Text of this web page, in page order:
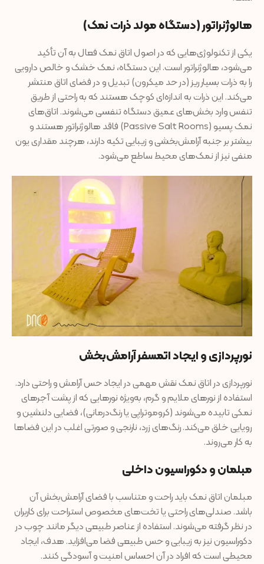
هالوژنراتور (دستگاه مولد ذرات نمک)
یکی از تکنولوژی‌هایی که در اصول اتاق نمک فعال به آن تأکید
می‌شود، هالوژنراتور است. این دستگاه، نمک خشک و خالص دارویی
را به ذرات بسیار ریز (در حد میکرون) تبدیل و در فضای اتاق منتشر
می‌کند. این ذرات به اندازه‌ای کوچک هستند که به راحتی از طریق
تنفس وارد بخش‌های عمیق دستگاه تنفسی می‌شوند. اتاق‌های
نمک پسیو (Passive Salt Rooms) فاقد هالوژنراتور هستند و
بیشتر بر جنبه آرامش‌بخشی و زیبایی تکیه دارند، هرچند مقداری یون
منفی نیز از نمک‌های محیط ساطع می‌شود.
نورپردازی و ایجاد اتمسفر آرامش‌بخش
نورپردازی در اتاق نمک نقش مهمی در ایجاد حس آرامش و راحتی دارد.
استفاده از نورهای ملایم و گرم، به‌ویژه نورهایی که از پشت آجرهای
نمکی تابیده می‌شوند (کروموتراپی یا رنگ‌درمانی)، فضایی دلنشین و
رویایی خلق می‌کند. رنگ‌های زرد، نارنجی و صورتی اغلب در این فضاها
به کار می‌روند.
مبلمان و دکوراسیون داخلی
مبلمان اتاق نمک باید راحت و متناسب با فضای آرامش‌بخش آن
باشد. صندلی‌های راحتی یا تخت‌های مخصوص استراحت برای کاربران
در نظر گرفته می‌شوند. استفاده از عناصر طبیعی دیگر مانند چوب در
دکوراسیون نیز به زیبایی و حس طبیعی فضا می‌افزاید. هدف، ایجاد
محیطی است که افراد در آن احساس امنیت و آسودگی کنند.